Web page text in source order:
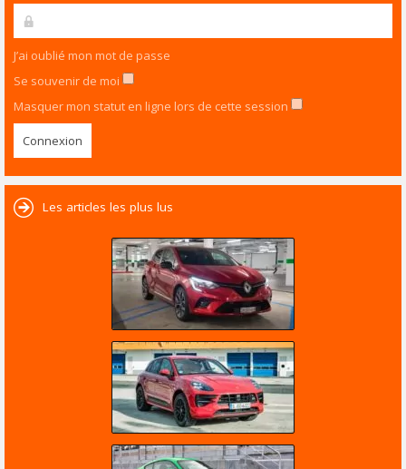
J’ai oublié mon mot de passe
Se souvenir de moi
Masquer mon statut en ligne lors de cette session
Les articles les plus lus